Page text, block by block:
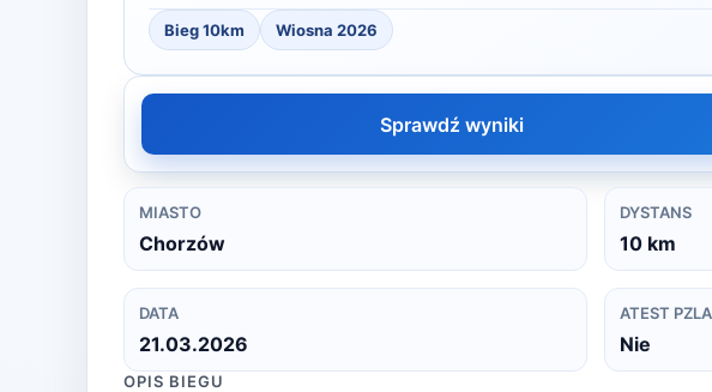
Bieg 10km Wiosna 2026
Sprawdź wyniki
MIASTO
Chorzów
DYSTANS
10 km
DATA
21.03.2026
ATEST PZLA
Nie
OPIS BIEGU